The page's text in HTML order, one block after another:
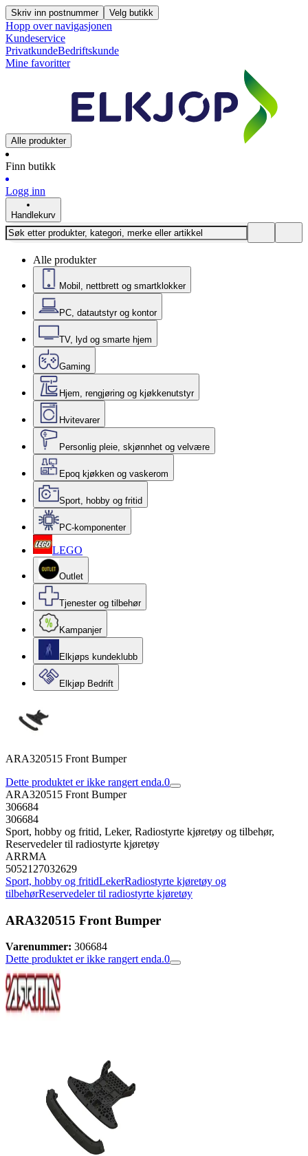
Skriv inn postnummer Velg butikk
Hopp over navigasjonen
Kundeservice
PrivatkundeBedriftskunde
Mine favoritter
Alle produkter
Finn butikk
Logg inn
Handlekurv
Alle produkter
Mobil, nettbrett og smartklokker
PC, datautstyr og kontor
TV, lyd og smarte hjem
Gaming
Hjem, rengjøring og kjøkkenutstyr
Hvitevarer
Personlig pleie, skjønnhet og velvære
Epoq kjøkken og vaskerom
Sport, hobby og fritid
PC-komponenter
LEGO
Outlet
Tjenester og tilbehør
Kampanjer
Elkjøps kundeklubb
Elkjøp Bedrift
ARA320515 Front Bumper
Dette produktet er ikke rangert enda.0
ARA320515 Front Bumper
306684
306684
Sport, hobby og fritid, Leker, Radiostyrte kjøretøy og tilbehør,
Reservedeler til radiostyrte kjøretøy
ARRMA
5052127032629
Sport, hobby og fritidLekerRadiostyrte kjøretøy og
tilbehørReservedeler til radiostyrte kjøretøy
ARA320515 Front Bumper
Varenummer: 306684
Dette produktet er ikke rangert enda.0